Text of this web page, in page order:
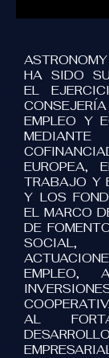
HA SIDO
EL
EMPLEO Y
MEDIANTE
EUROPEA,
TRABAJO Y
Y LOS
EL MARCO
DE
SOCIAL,
EMPLEO,
AL
EMPRESARIAL